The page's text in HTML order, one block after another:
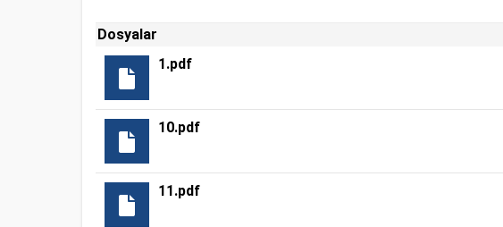
Dosyalar
1.pdf
10.pdf
11.pdf